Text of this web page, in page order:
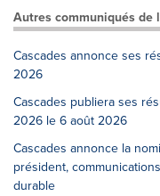
Autres communiqués de
Cascades annonce ses
2026
Cascades publiera ses
2026 le 6 août 2026
Cascades annonce la
président,
durable